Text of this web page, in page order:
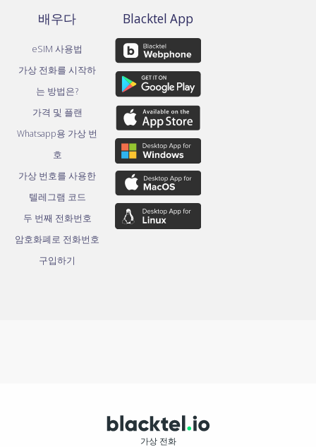
배우다
eSIM 사용법
가상 전화를 시작하
는 방법은?
가격 및 플랜
Whatsapp용 가상 번
호
가상 번호를 사용한
텔레그램 코드
두 번째 전화번호
암호화폐로 전화번호
구입하기
Blacktel App
가상 전화